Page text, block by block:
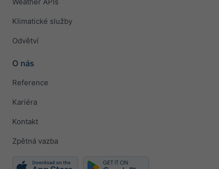
Klimatické služby
Odvětví
O nás
Reference
Kariéra
Kontakt
Zpětná vazba